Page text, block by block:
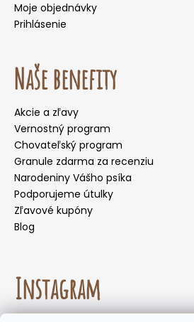
Moje objednávky
Prihlásenie
Naše benefity
Akcie a zľavy
Vernostný program
Chovateľský program
Granule zdarma za recenziu
Narodeniny Vášho psíka
Podporujeme útulky
Zľavové kupóny
Blog
Instagram